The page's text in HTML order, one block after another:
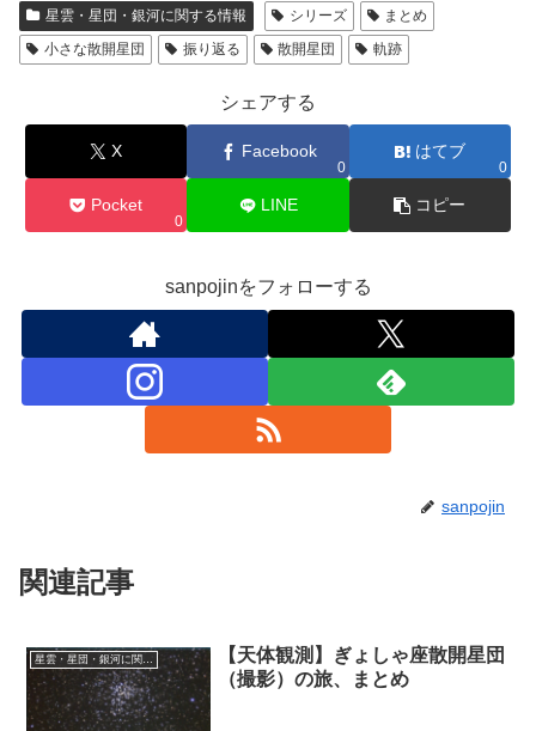
星雲・星団・銀河に関する情報 シリーズ
まとめ
小さな散開星団
振り返る 散開星団 軌跡
シェアする
X Facebook
0
はてブ
0
Pocket
0
LINE コピー
sanpojinをフォローする
sanpojin
関連記事
【天体観測】ぎょしゃ座散開星団
（撮影）の旅、まとめ